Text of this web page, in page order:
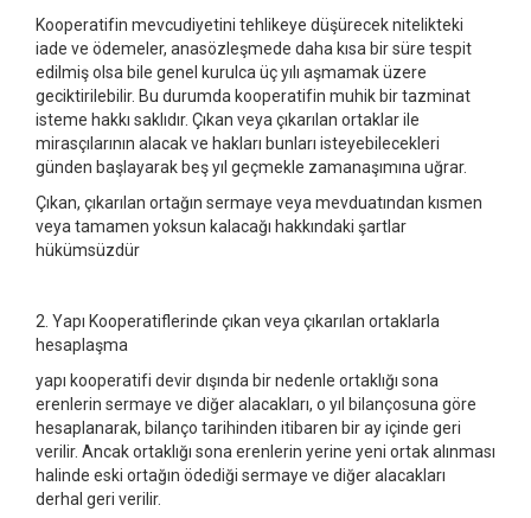
Kooperatifin mevcudiyetini tehlikeye düşürecek nitelikteki
iade ve ödemeler, anasözleşmede daha kısa bir süre tespit
edilmiş olsa bile genel kurulca üç yılı aşmamak üzere
geciktirilebilir. Bu durumda kooperatifin muhik bir tazminat
isteme hakkı saklıdır. Çıkan veya çıkarılan ortaklar ile
mirasçılarının alacak ve hakları bunları isteyebilecekleri
günden başlayarak beş yıl geçmekle zamanaşımına uğrar.
Çıkan, çıkarılan ortağın sermaye veya mevduatından kısmen
veya tamamen yoksun kalacağı hakkındaki şartlar
hükümsüzdür
2. Yapı Kooperatiflerinde çıkan veya çıkarılan ortaklarla
hesaplaşma
yapı kooperatifi devir dışında bir nedenle ortaklığı sona
erenlerin sermaye ve diğer alacakları, o yıl bilançosuna göre
hesaplanarak, bilanço tarihinden itibaren bir ay içinde geri
verilir. Ancak ortaklığı sona erenlerin yerine yeni ortak alınması
halinde eski ortağın ödediği sermaye ve diğer alacakları
derhal geri verilir.